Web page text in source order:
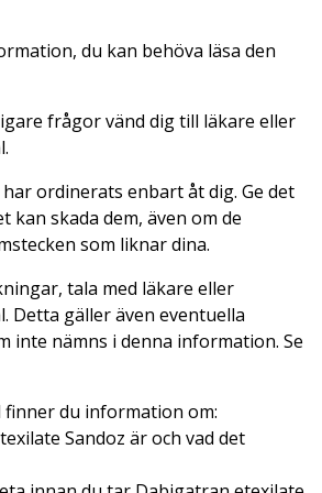
du kan behöva läsa den
frågor vänd dig till läkare eller
ordinerats enbart åt dig. Ge det
kan skada dem, även om de
som liknar dina.
tala med läkare eller
Detta gäller även eventuella
inte nämns i denna information. Se
finner du information om:
Sandoz är och vad det